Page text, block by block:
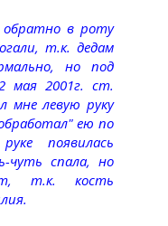
обратно в роту
т.к. дедам
но под
мая 2001г. ст.
мне левую руку
ею по
появилась
чуть спала, но
т.к. кость